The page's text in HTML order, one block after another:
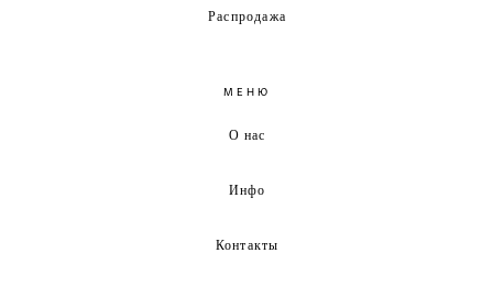
Распродажа
МЕНЮ
О нас
Инфо
Контакты